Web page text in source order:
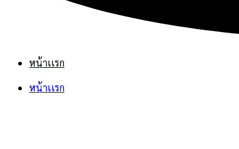
หน้าเเรก
หน้าเเรก